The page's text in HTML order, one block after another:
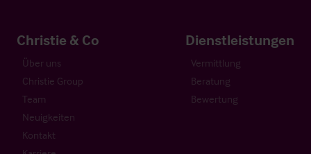
Christie & Co
Über uns
Christie Group
Team
Neuigkeiten
Kontakt
Dienstleistungen
Vermittlung
Beratung
Bewertung